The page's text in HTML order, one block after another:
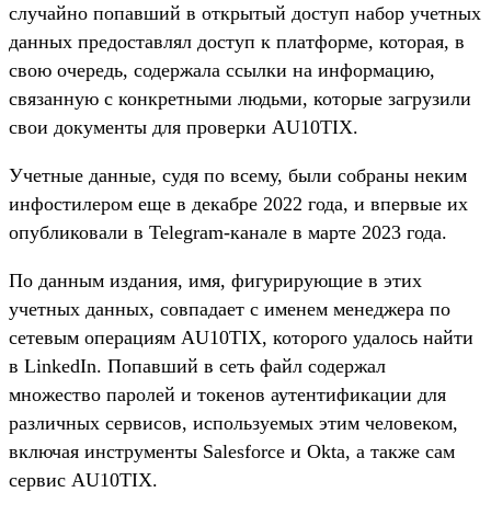
случайно попавший в открытый доступ набор учетных
данных предоставлял доступ к платформе, которая, в
свою очередь, содержала ссылки на информацию,
связанную с конкретными людьми, которые загрузили
свои документы для проверки AU10TIX.
Учетные данные, судя по всему, были собраны неким
инфостилером еще в декабре 2022 года, и впервые их
опубликовали в Telegram-канале в марте 2023 года.
По данным издания, имя, фигурирующие в этих
учетных данных, совпадает с именем менеджера по
сетевым операциям AU10TIX, которого удалось найти
в LinkedIn. Попавший в сеть файл содержал
множество паролей и токенов аутентификации для
различных сервисов, используемых этим человеком,
включая инструменты Salesforce и Okta, а также сам
сервис AU10TIX.